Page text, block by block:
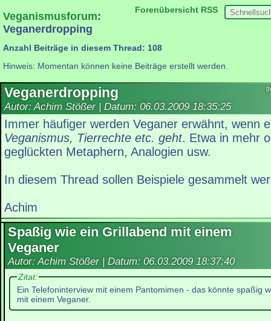
Forenübersicht RSS
Veganismusforum:
Veganerdropping
Anzahl Beiträge in diesem Thread: 108
Hinweis: Momentan können keine Beiträge erstellt werden.
Veganerdropping
Autor: Achim Stößer | Datum: 06.03.2009 18:35:25
Immer häufiger werden Veganer erwähnt, wenn
Veganismus, Tierrechte etc. geht. Etwa in mehr
geglückten Metaphern, Analogien usw.
In diesem Thread sollen Beispiele gesammelt
Achim
Spaßig wie ein Grillabend mit einem
Veganer
Autor: Achim Stößer | Datum: 06.03.2009 18:37:40
Zitat:
Ein Telefoninterview mit einem Pantomimen - das könnte spaßig
mit einem Veganer.